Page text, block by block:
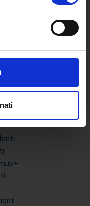
di qualche
scansionandolo
i tuoi dati personali
in qualsiasi momento
contenuti ed
media e per
inoltre
il nostro sito con i
dei dati web,
combinarle
loro o che hanno
Schede Corso
Livello
d'esami